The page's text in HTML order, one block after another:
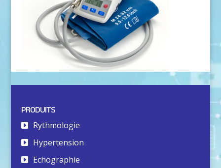
PRODUITS
Rythmologie
Hypertension
Echographie